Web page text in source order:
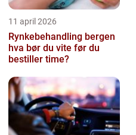
11 april 2026
Rynkebehandling bergen
hva bør du vite før du
bestiller time?